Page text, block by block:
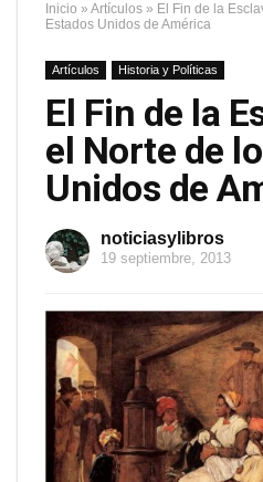
Inicio » Artículos » El Fin de la
Estados Unidos de América
Artículos Historia y Políticas
El Fin de la
el Norte de
Unidos de
noticiasylibros
19 septiembre, 2013